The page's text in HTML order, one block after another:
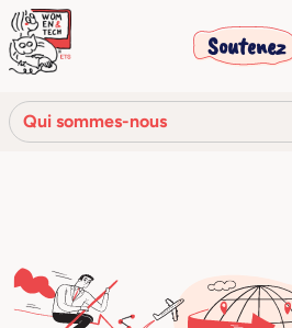
Soutenez
Qui sommes-nous
Notre